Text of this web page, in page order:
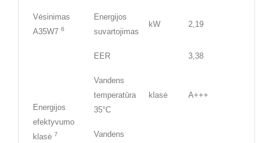
Vėsinimas
A35W7 6
Energijos
suvartojimas
kW 2,19
EER 3,38
Energijos
efektyvumo
klasė 7
Vandens
temperatūra
35°C
klasė A+++
Vandens